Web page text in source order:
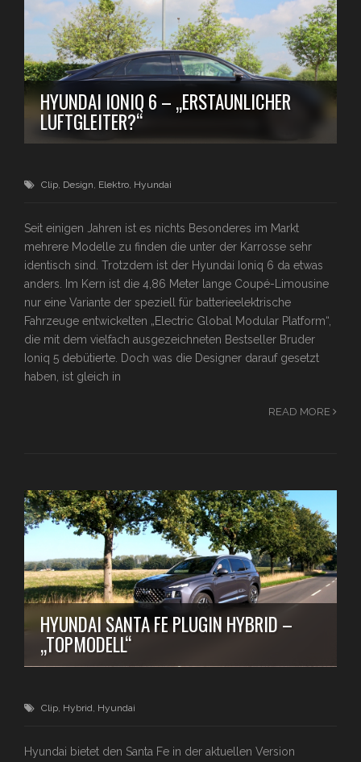
HYUNDAI IONIQ 6 – „ERSTAUNLICHER
LUFTGLEITER?“
Clip, Design, Elektro, Hyundai
Seit einigen Jahren ist es nichts Besonderes im Markt
mehrere Modelle zu finden die unter der Karrosse sehr
identisch sind. Trotzdem ist der Hyundai Ioniq 6 da etwas
anders. Im Kern ist die 4,86 Meter lange Coupé-Limousine
nur eine Variante der speziell für batterieelektrische
Fahrzeuge entwickelten „Electric Global Modular Platform“,
die mit dem vielfach ausgezeichneten Bestseller Bruder
Ioniq 5 debütierte. Doch was die Designer darauf gesetzt
haben, ist gleich in
READ MORE
HYUNDAI SANTA FE PLUGIN HYBRID –
„TOPMODELL“
Clip Hybrid Hyundai
Hyundai bietet den Santa Fe in der aktuellen Version